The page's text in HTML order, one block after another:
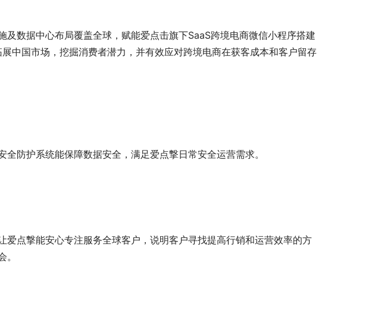
及数据中心布局覆盖全球，赋能爱点击旗下SaaS跨境电商微信小程序搭建
中国市场，挖掘消费者潜力，并有效应对跨境电商在获客成本和客户留存
防护系统能保障数据安全，满足爱点撃日常安全运营需求。
爱点撃能安心专注服务全球客户，说明客户寻找提高行销和运营效率的方